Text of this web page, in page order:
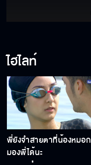
ไฮไลท์
พี่ยังจำสายตาที่น้องหมอก
มองพี่ได้นะ